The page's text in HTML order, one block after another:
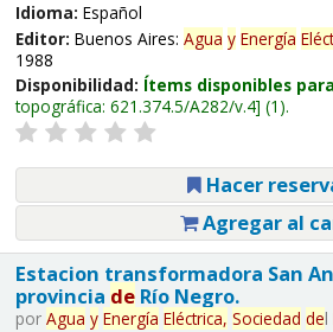
Idioma: Español
Editor: Buenos Aires: Agua y Energía
1988
Disponibilidad: Ítems disponibles
topográfica: 621.374.5/A282/v.4 (1).
Hacer
Agregar al
Estacion transformadora San
provincia deRío Negro.
por Agua y Energía Eléctrica, Sociedad del